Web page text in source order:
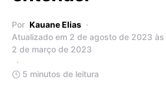
Por Kauane Elias
Atualizado em 2 de agosto de 2023
2 de março de 2023
5 minutos de leitura